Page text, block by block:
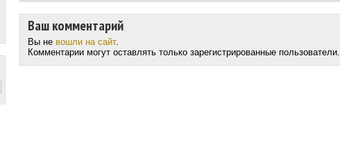
Ваш комментарий
Вы не вошли на сайт.
Комментарии могут оставлять только зарегистрированные пользователи.